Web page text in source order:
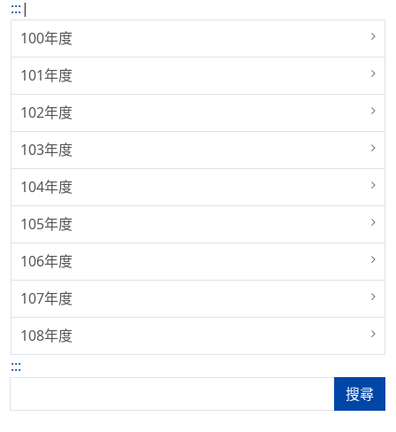
:::|
100年度
101年度
102年度
103年度
104年度
105年度
106年度
107年度
108年度
:::
搜尋